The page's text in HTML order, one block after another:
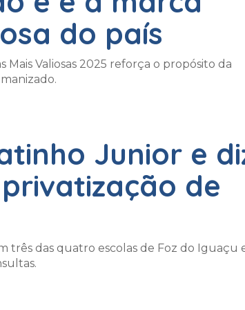
do país
Valiosas 2025 reforça o propósito da
Junior e
de
três das quatro escolas de Foz do Iguaçu